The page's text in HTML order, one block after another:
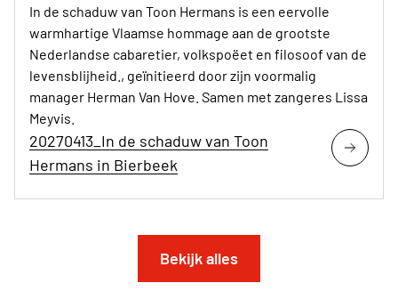
In de schaduw van Toon Hermans is een eervolle
warmhartige Vlaamse hommage aan de grootste
Nederlandse cabaretier, volkspoëet en filosoof van de
levensblijheid., geïnitieerd door zijn voormalig
manager Herman Van Hove. Samen met zangeres Lissa
Meyvis.
20270413_In de schaduw van Toon
Hermans in Bierbeek
Bekijk alles